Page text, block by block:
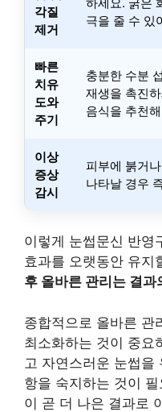
각질
제거
극을 줄 수 있
빠른
치유
도와
주기
충분한 수분
재생을 촉진
음식을 추천
이상
증상
감시
피부에 붉거
나타날 경우
이렇게 눈썹문신 반영
효과를 오랫동안 유지
후 올바른 관리는 결
종합적으로 올바른 관
최소화하는 것이 중요
고 자연스러운 눈썹을
항을 숙지하는 것이
이 곧 더 나은 결과로